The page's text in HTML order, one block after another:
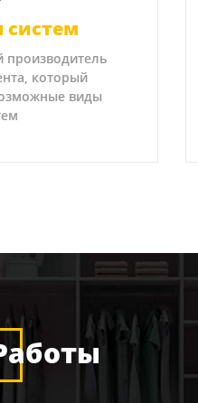
систем
производитель
который
виды